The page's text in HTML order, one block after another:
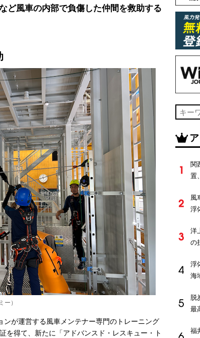
ど風車の内部で負傷した仲間を救助する
ー）
が運営する風車メンテナー専門のトレーニング
を得て、新たに「アドバンスド・レスキュー・ト
関
置
風
浮
洋
の
浮
海
脱
最
福